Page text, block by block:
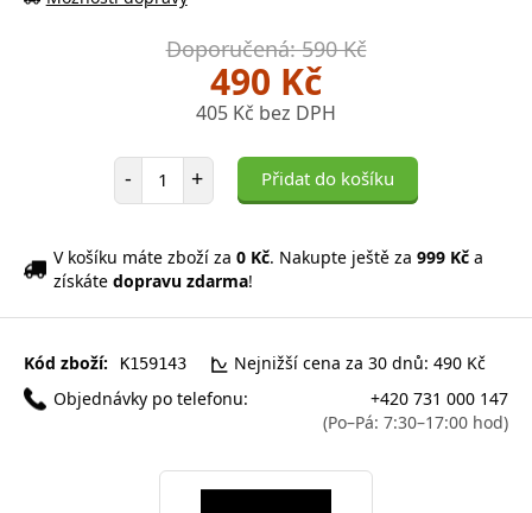
Doporučená: 590 Kč
490 Kč
405 Kč bez DPH
- Počet položek
+ Přidat do košíku
V košíku máte zboží za 0 Kč. Nakupte ještě za 999 Kč a
získáte dopravu zdarma!
Kód zboží: K159143
Nejnižší cena za 30 dnů: 490 Kč
Objednávky po telefonu:
+420 731 000 147
(Po–Pá: 7:30–17:00 hod)